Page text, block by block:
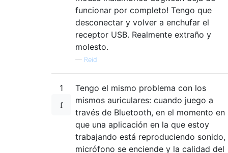
funcionar por completo! Tengo que
desconectar y volver a enchufar el
receptor USB. Realmente extraño y
molesto.
— Reid
1
Tengo el mismo problema con los
mismos auriculares: cuando juego a
través de Bluetooth, en el momento en
que una aplicación en la que estoy
trabajando está reproduciendo sonido,
micrófono se enciende y la calidad del